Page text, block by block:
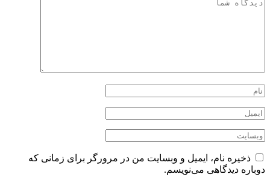
ذخیره نام، ایمیل و وبسایت من در مرورگر برای زمانی که
دوباره دیدگاهی می‌نویسم.